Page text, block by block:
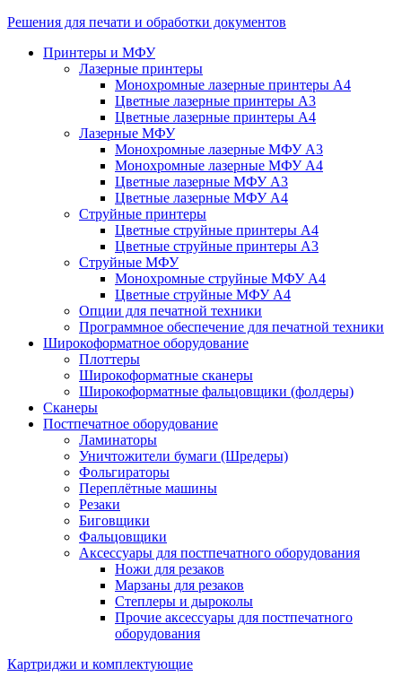
Решения для печати и обработки документов
Принтеры и МФУ
Лазерные принтеры
Монохромные лазерные принтеры А4
Цветные лазерные принтеры А3
Цветные лазерные принтеры А4
Лазерные МФУ
Монохромные лазерные МФУ А3
Монохромные лазерные МФУ А4
Цветные лазерные МФУ А3
Цветные лазерные МФУ А4
Струйные принтеры
Цветные струйные принтеры А4
Цветные струйные принтеры А3
Струйные МФУ
Монохромные струйные МФУ А4
Цветные струйные МФУ А4
Опции для печатной техники
Программное обеспечение для печатной техники
Широкоформатное оборудование
Плоттеры
Широкоформатные сканеры
Широкоформатные фальцовщики (фолдеры)
Сканеры
Постпечатное оборудование
Ламинаторы
Уничтожители бумаги (Шредеры)
Фольгираторы
Переплётные машины
Резаки
Биговщики
Фальцовщики
Аксессуары для постпечатного оборудования
Ножи для резаков
Марзаны для резаков
Степлеры и дыроколы
Прочие аксессуары для постпечатного
оборудования
Картриджи и комплектующие